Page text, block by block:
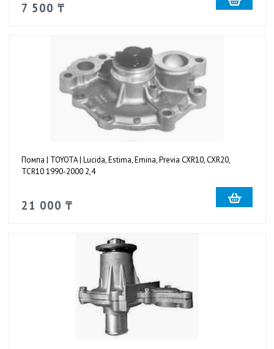
7 500 ₸
Помпа | TOYOTA | Lucida, Estima, Emina, Previa CXR10, CXR20,
TCR10 1990-2000 2,4
21 000 ₸